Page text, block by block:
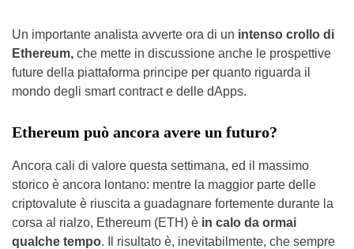
Un importante analista avverte ora di un intenso crollo di
Ethereum, che mette in discussione anche le prospettive
future della piattaforma principe per quanto riguarda il
mondo degli smart contract e delle dApps.
Ethereum può ancora avere un futuro?
Ancora cali di valore questa settimana, ed il massimo
storico è ancora lontano: mentre la maggior parte delle
criptovalute è riuscita a guadagnare fortemente durante la
corsa al rialzo, Ethereum (ETH) è in calo da ormai
qualche tempo. Il risultato è, inevitabilmente, che sempre